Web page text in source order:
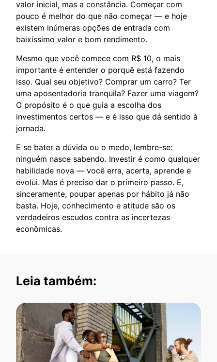
valor inicial, mas a constância. Começar com
pouco é melhor do que não começar — e hoje
existem inúmeras opções de entrada com
baixíssimo valor e bom rendimento.
Mesmo que você comece com R$ 10, o mais
importante é entender o porquê está fazendo
isso. Qual seu objetivo? Comprar um carro? Ter
uma aposentadoria tranquila? Fazer uma viagem?
O propósito é o que guia a escolha dos
investimentos certos — e é isso que dá sentido à
jornada.
E se bater a dúvida ou o medo, lembre-se:
ninguém nasce sabendo. Investir é como qualquer
habilidade nova — você erra, acerta, aprende e
evolui. Mas é preciso dar o primeiro passo. E,
sinceramente, poupar apenas por hábito já não
basta. Hoje, conhecimento e atitude são os
verdadeiros escudos contra as incertezas
econômicas.
Leia também: